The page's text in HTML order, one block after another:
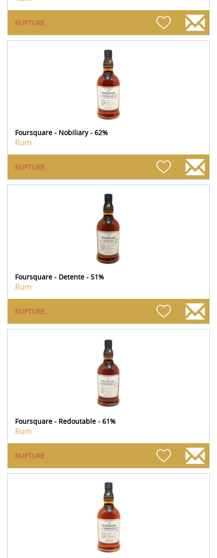
RUPTURE
Foursquare - Nobiliary - 62%
Rum
RUPTURE
Foursquare - Detente - 51%
Rum
RUPTURE
Foursquare - Redoutable - 61%
Rum
RUPTURE